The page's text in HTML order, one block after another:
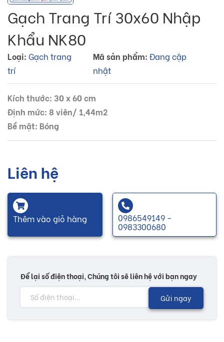
Gạch Trang Trí 30x60 Nhập
Khẩu NK80
Loại: Gạch trang
trí
Mã sản phẩm: Đang cập
nhật
Kích thước: 30 x 60 cm
Định mức: 8 viên/ 1,44m2
Bề mặt: Bóng
Liên hệ
Thêm vào giỏ hàng 0986549149 -
0983300680
Để lại số điện thoại, Chúng tôi sẽ liên hệ với bạn ngay
Gửi ngay